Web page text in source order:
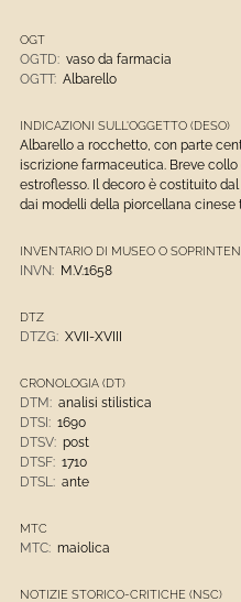
OGT
OGTD: vaso da farmacia
OGTT: Albarello
INDICAZIONI SULL'OGGETTO (DESO)
Albarello a rocchetto, con parte
iscrizione farmaceutica. Breve
estroflesso. Il decoro è costituito
dai modelli della piorcellana cinese
INVENTARIO DI MUSEO O
INVN: M.V.1658
DTZ
DTZG: XVII-XVIII
CRONOLOGIA (DT)
DTM: analisi stilistica
DTSI: 1690
DTSV: post
DTSF: 1710
DTSL: ante
MTC
MTC: maiolica
NOTIZIE STORICO-CRITICHE (NSC)